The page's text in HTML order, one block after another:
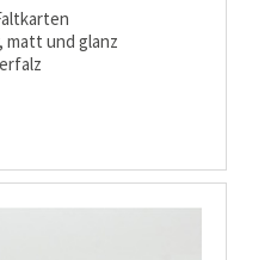
matt und glanz